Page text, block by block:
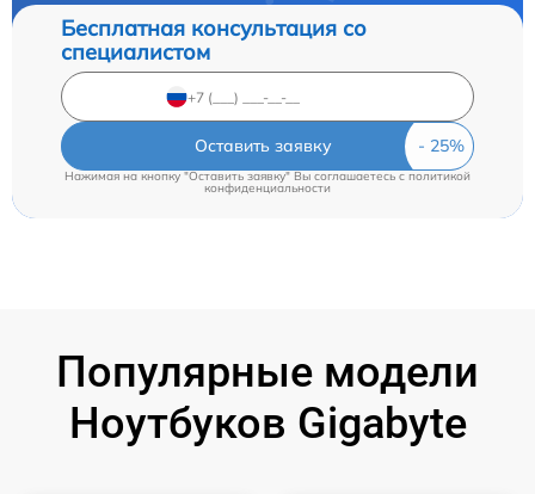
Бесплатная консультация со
специалистом
Оставить заявку
Нажимая на кнопку "Оставить заявку" Вы соглашаетесь c политикой
конфиденциальности
Популярные модели
Ноутбуков Gigabyte